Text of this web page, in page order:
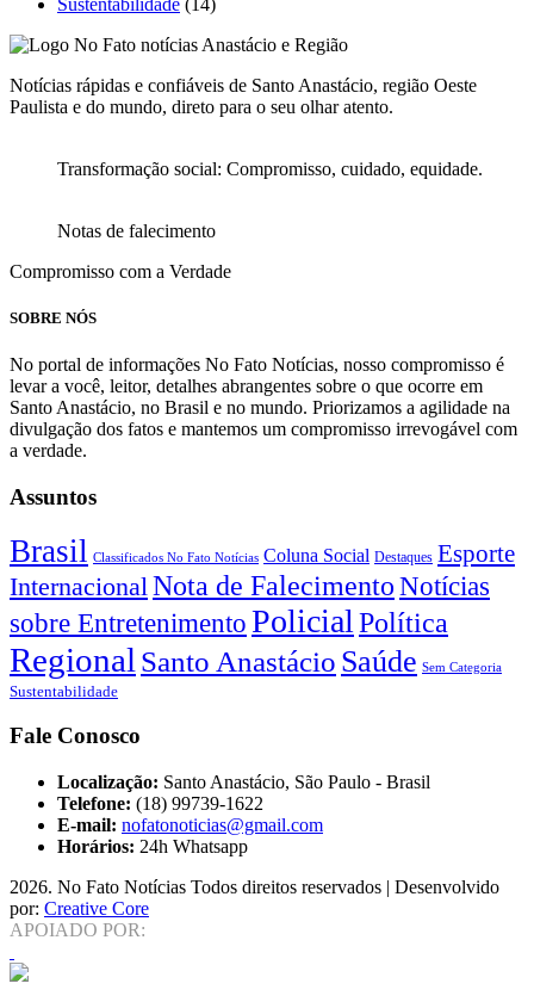
Sustentabilidade (14)
Notícias rápidas e confiáveis de Santo Anastácio, região Oeste
Paulista e do mundo, direto para o seu olhar atento.
Transformação social: Compromisso, cuidado, equidade.
Notas de falecimento
Compromisso com a Verdade
SOBRE NÓS
No portal de informações No Fato Notícias, nosso compromisso é
levar a você, leitor, detalhes abrangentes sobre o que ocorre em
Santo Anastácio, no Brasil e no mundo. Priorizamos a agilidade na
divulgação dos fatos e mantemos um compromisso irrevogável com
a verdade.
Assuntos
Brasil Classificados No Fato Notícias Coluna Social Destaques Esporte
Internacional Nota de FalecimentoNotícias
sobre EntretenimentoPolicial Política
Regional Santo Anastácio Saúde Sem Categoria
Sustentabilidade
Fale Conosco
Localização: Santo Anastácio, São Paulo - Brasil
Telefone: (18) 99739-1622
E-mail: nofatonoticias@gmail.com
Horários: 24h Whatsapp
2026. No Fato Notícias Todos direitos reservados | Desenvolvido
por: Creative Core
APOIADO POR: